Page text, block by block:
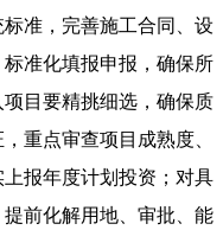
准，完善施工合同、设
准化填报申报，确保所
目要精挑细选，确保质
重点审查项目成熟度、
报年度计划投资；对具
前化解用地、审批、能